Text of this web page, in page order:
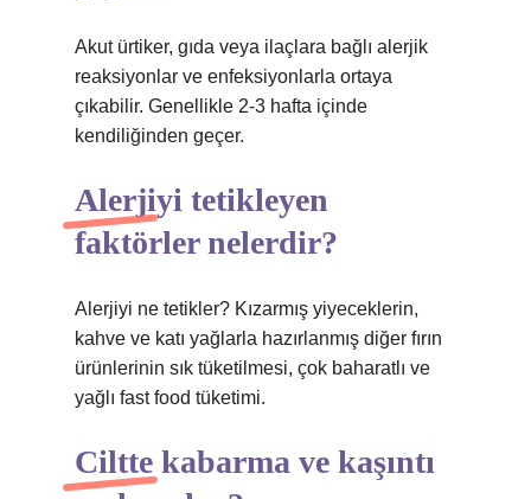
Akut ürtiker, gıda veya ilaçlara bağlı alerjik
reaksiyonlar ve enfeksiyonlarla ortaya
çıkabilir. Genellikle 2-3 hafta içinde
kendiliğinden geçer.
Alerjiyi tetikleyen
faktörler nelerdir?
Alerjiyi ne tetikler? Kızarmış yiyeceklerin,
kahve ve katı yağlarla hazırlanmış diğer fırın
ürünlerinin sık tüketilmesi, çok baharatlı ve
yağlı fast food tüketimi.
Ciltte kabarma ve kaşıntı